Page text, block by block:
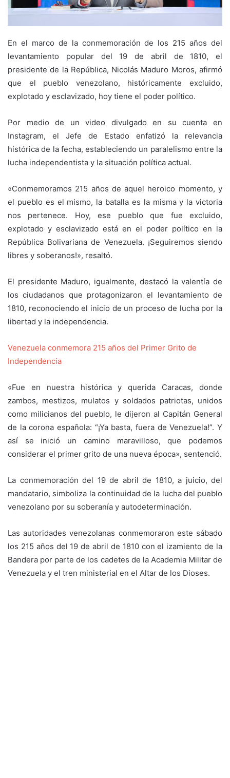
En el marco de la conmemoración de los 215 años del
levantamiento popular del 19 de abril de 1810, el
presidente de la República, Nicolás Maduro Moros, afirmó
que el pueblo venezolano, históricamente excluido,
explotado y esclavizado, hoy tiene el poder político.
Por medio de un video divulgado en su cuenta en
Instagram, el Jefe de Estado enfatizó la relevancia
histórica de la fecha, estableciendo un paralelismo entre la
lucha independentista y la situación política actual.
«Conmemoramos 215 años de aquel heroico momento, y
el pueblo es el mismo, la batalla es la misma y la victoria
nos pertenece. Hoy, ese pueblo que fue excluido,
explotado y esclavizado está en el poder político en la
República Bolivariana de Venezuela. ¡Seguiremos siendo
libres y soberanos!», resaltó.
El presidente Maduro, igualmente, destacó la valentía de
los ciudadanos que protagonizaron el levantamiento de
1810, reconociendo el inicio de un proceso de lucha por la
libertad y la independencia.
Venezuela conmemora 215 años del Primer Grito de
Independencia
«Fue en nuestra histórica y querida Caracas, donde
zambos, mestizos, mulatos y soldados patriotas, unidos
como milicianos del pueblo, le dijeron al Capitán General
de la corona española: “¡Ya basta, fuera de Venezuela!”. Y
así se inició un camino maravilloso, que podemos
considerar el primer grito de una nueva época», sentenció.
La conmemoración del 19 de abril de 1810, a juicio, del
mandatario, simboliza la continuidad de la lucha del pueblo
venezolano por su soberanía y autodeterminación.
Las autoridades venezolanas conmemoraron este sábado
los 215 años del 19 de abril de 1810 con el izamiento de la
Bandera por parte de los cadetes de la Academia Militar de
Venezuela y el tren ministerial en el Altar de los Dioses.